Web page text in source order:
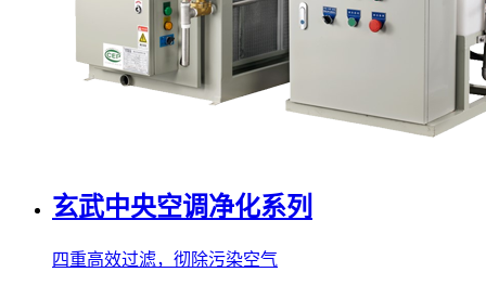
玄武中央空调净化系列
四重高效过滤，彻除污染空气